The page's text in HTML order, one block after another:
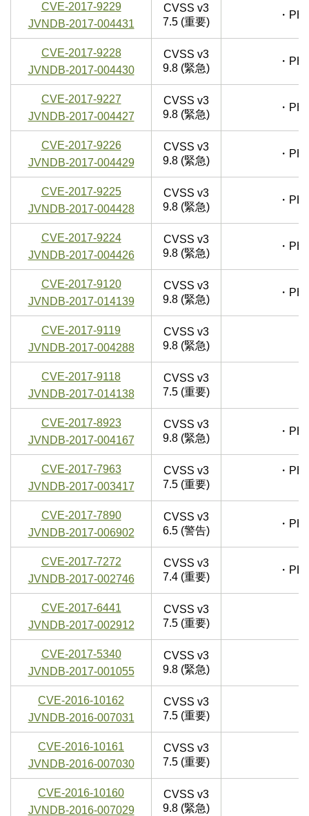
CVE-2017-9229
JVNDB-2017-004431
CVSS v3
7.5 (重要)
・
CVE-2017-9228
JVNDB-2017-004430
CVSS v3
9.8 (緊急)
・
CVE-2017-9227
JVNDB-2017-004427
CVSS v3
9.8 (緊急)
・
CVE-2017-9226
JVNDB-2017-004429
CVSS v3
9.8 (緊急)
・
CVE-2017-9225
JVNDB-2017-004428
CVSS v3
9.8 (緊急)
・
CVE-2017-9224
JVNDB-2017-004426
CVSS v3
9.8 (緊急)
・
CVE-2017-9120
JVNDB-2017-014139
CVSS v3
9.8 (緊急)
・
CVE-2017-9119
JVNDB-2017-004288
CVSS v3
9.8 (緊急)
CVE-2017-9118
JVNDB-2017-014138
CVSS v3
7.5 (重要)
CVE-2017-8923
JVNDB-2017-004167
CVSS v3
9.8 (緊急)
・
CVE-2017-7963
JVNDB-2017-003417
CVSS v3
7.5 (重要)
・
CVE-2017-7890
JVNDB-2017-006902
CVSS v3
6.5 (警告)
・
CVE-2017-7272
JVNDB-2017-002746
CVSS v3
7.4 (重要)
・
CVE-2017-6441
JVNDB-2017-002912
CVSS v3
7.5 (重要)
CVE-2017-5340
JVNDB-2017-001055
CVSS v3
9.8 (緊急)
CVE-2016-10162
JVNDB-2016-007031
CVSS v3
7.5 (重要)
CVE-2016-10161
JVNDB-2016-007030
CVSS v3
7.5 (重要)
CVE-2016-10160
JVNDB-2016-007029
CVSS v3
9.8 (緊急)